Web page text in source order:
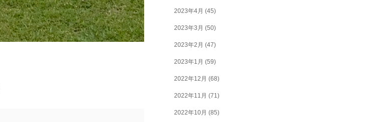
2023年4月 (45)
2023年3月 (50)
2023年2月 (47)
2023年1月 (59)
2022年12月 (68)
2022年11月 (71)
2022年10月 (85)